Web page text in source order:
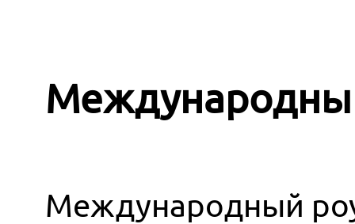
Международный